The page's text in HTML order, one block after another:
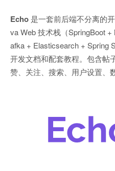
Echo 是一套前后端不分离的
va Web 技术栈（SpringBoot
afka + Elasticsearch + Spring
开发文档和配套教程。包含帖
赞、关注、搜索、用户设置、